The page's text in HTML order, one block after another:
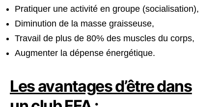
Pratiquer une activité en groupe (socialisation),
Diminution de la masse graisseuse,
Travail de plus de 80% des muscles du corps,
Augmenter la dépense énergétique.
Les avantages d’être dans